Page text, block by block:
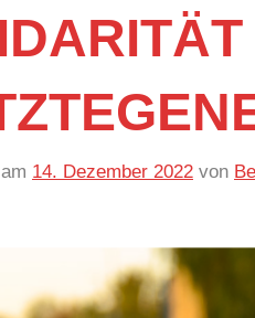
14. Dezember 2022 von